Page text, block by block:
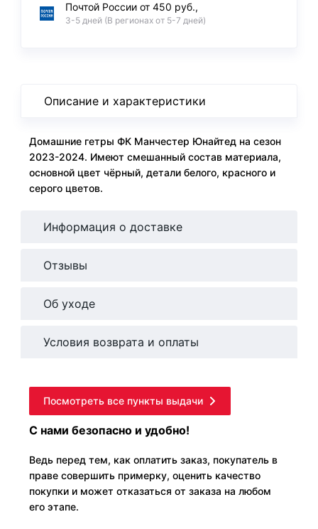
Почтой России от 450 руб.,
3-5 дней (В регионах от 5-7 дней)
Описание и характеристики
Домашние гетры ФК Манчестер Юнайтед на сезон
2023-2024. Имеют смешанный состав материала,
основной цвет чёрный, детали белого, красного и
серого цветов.
Информация о доставке
Отзывы
Об уходе
Условия возврата и оплаты
Посмотреть все пункты выдачи
С нами безопасно и удобно!
Ведь перед тем, как оплатить заказ, покупатель в
праве совершить примерку, оценить качество
покупки и может отказаться от заказа на любом
его этапе.